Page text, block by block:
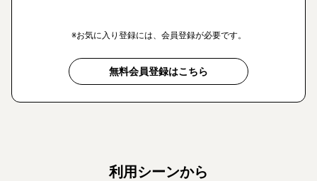
※お気に入り登録には、会員登録が必要です。
無料会員登録はこちら
利用シーンから